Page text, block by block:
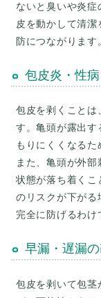
ないと臭いや炎
皮を動かして清
包皮炎・性
包皮を剥くことは
す。亀頭が露出す
もりにくくなるた
また、亀頭が外
状態が落ち着くこ
のリスクが下がる
早漏・遅漏
包皮を剥いて包茎